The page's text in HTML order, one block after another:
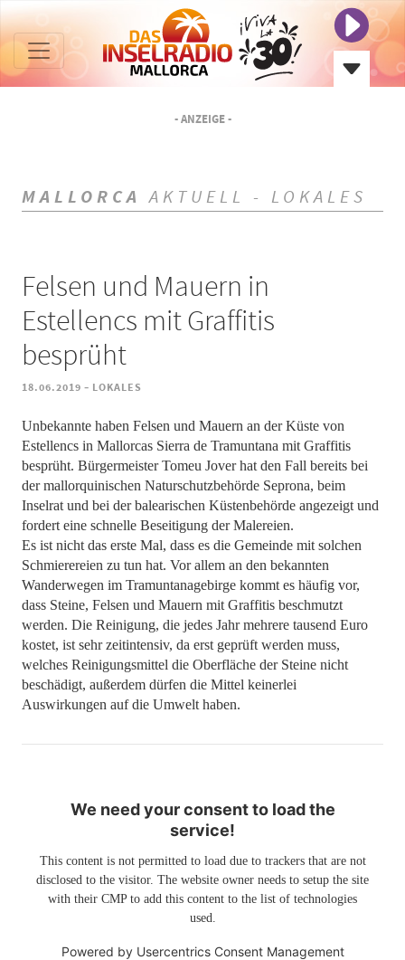
- ANZEIGE -
MALLORCA AKTUELL - LOKALES
Felsen und Mauern in
Estellencs mit Graffitis
besprüht
18.06.2019 - LOKALES
Unbekannte haben Felsen und Mauern an der Küste von
Estellencs in Mallorcas Sierra de Tramuntana mit Graffitis
besprüht. Bürgermeister Tomeu Jover hat den Fall bereits bei
der mallorquinischen Naturschutzbehörde Seprona, beim
Inselrat und bei der balearischen Küstenbehörde angezeigt und
fordert eine schnelle Beseitigung der Malereien.
Es ist nicht das erste Mal, dass es die Gemeinde mit solchen
Schmierereien zu tun hat. Vor allem an den bekannten
Wanderwegen im Tramuntanagebirge kommt es häufig vor,
dass Steine, Felsen und Mauern mit Graffitis beschmutzt
werden. Die Reinigung, die jedes Jahr mehrere tausend Euro
kostet, ist sehr zeitintensiv, da erst geprüft werden muss,
welches Reinigungsmittel die Oberfläche der Steine nicht
beschädigt, außerdem dürfen die Mittel keinerlei
Auswirkungen auf die Umwelt haben.
We need your consent to load the
service!
This content is not permitted to load due to trackers that are not
disclosed to the visitor. The website owner needs to setup the site
with their CMP to add this content to the list of technologies
used.
Powered by Usercentrics Consent Management